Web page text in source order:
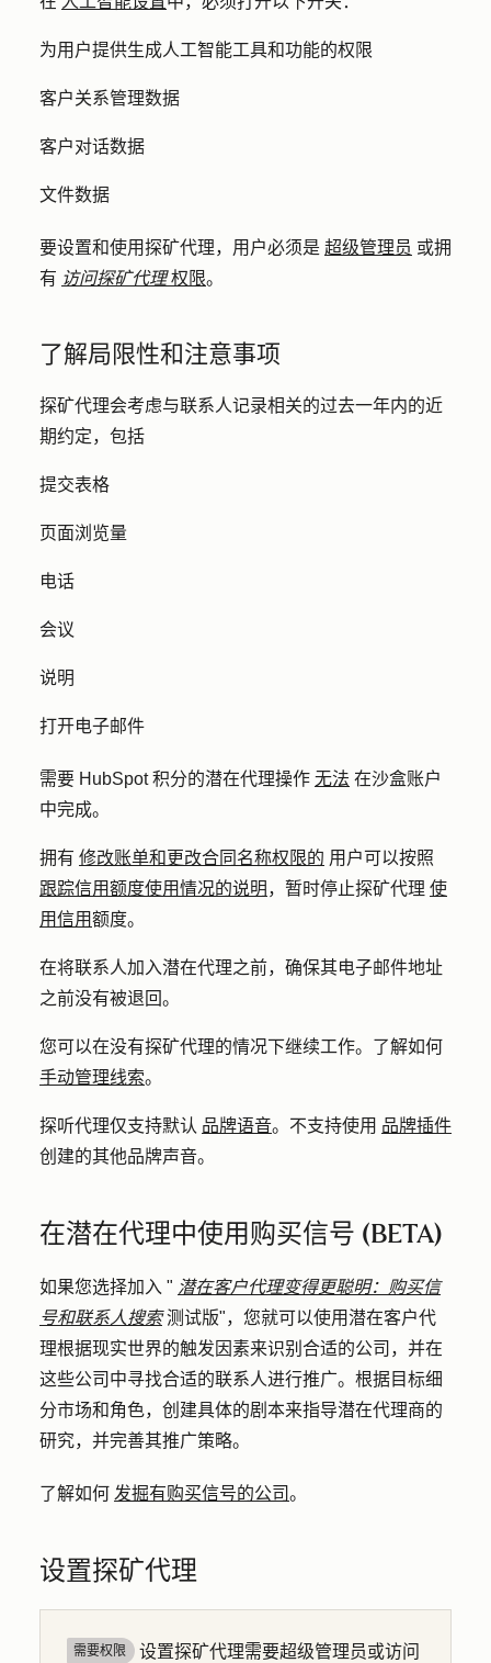
为用户提供生成人工智能工具和功能的权限
客户关系管理数据
客户对话数据
文件数据
要设置和使用探矿代理，用户必须是 超级管理员 或拥
有 访问探矿代理权限。
了解局限性和注意事项
探矿代理会考虑与联系人记录相关的过去一年内的近
期约定，包括
提交表格
页面浏览量
电话
会议
说明
打开电子邮件
需要 HubSpot 积分的潜在代理操作 无法 在沙盒账户
中完成。
拥有 修改账单和更改合同名称权限的 用户可以按照
跟踪信用额度使用情况的说明 ，暂时停止探矿代理 使
用信用额度。
在将联系人加入潜在代理之前，确保其电子邮件地址
之前没有被退回。
您可以在没有探矿代理的情况下继续工作。了解如何
手动管理线索。
探听代理仅支持默认 品牌语音。不支持使用 品牌插件
创建的其他品牌声音。
在潜在代理中使用购买信号 (BETA)
如果您选择加入 " 潜在客户代理变得更聪明：购买信
号和联系人搜索测试版"，您就可以使用潜在客户代
理根据现实世界的触发因素来识别合适的公司，并在
这些公司中寻找合适的联系人进行推广。根据目标细
分市场和角色，创建具体的剧本来指导潜在代理商的
研究，并完善其推广策略。
了解如何 发掘有购买信号的公司。
设置探矿代理
需要权限 设置探矿代理需要超级管理员或访问